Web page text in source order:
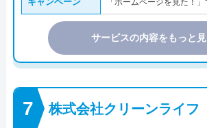
「ホームページを見た！」
サービスの内容をもっと
株式会社クリーンライフ